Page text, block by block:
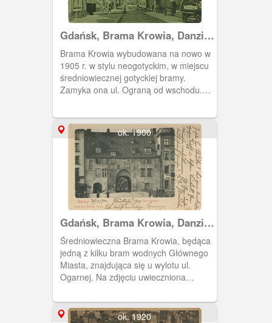
Gdańsk, Brama Krowia, Danzig
Neues Kuhtor
Brama Krowia wybudowana na nowo w
1905 r. w stylu neogotyckim, w miejscu
średniowiecznej gotyckiej bramy.
Zamyka ona ul. Ograną od wschodu.
którą pędzono bydło do rzeźni na
Wyspie Spichrzów.ok. 1900
Gdańsk, Brama Krowia, Danzig
Das Kuhthor
Średniowieczna Brama Krowia, będąca
jedną z kilku bram wodnych Głównego
Miasta, znajdująca się u wylotu ul.
Ogarnej. Na zdjęciu uwieczniona
1905 r. Wybudowano wtedy nową,
neogotycką bramę w tym samym
ok. 1920